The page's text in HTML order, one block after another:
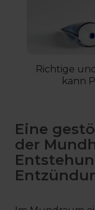
Richtige
kann
Eine
der